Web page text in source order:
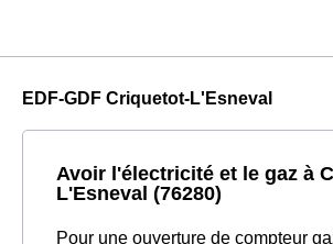
EDF-GDF Criquetot-L'Esneval
Avoir l'électricité et le gaz à
L'Esneval (76280)
Pour une ouverture de compteur